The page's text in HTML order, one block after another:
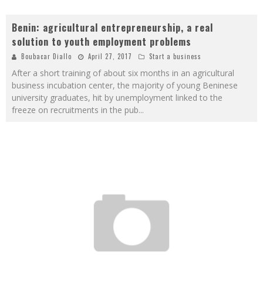
Benin: agricultural entrepreneurship, a real
solution to youth employment problems
Boubacar Diallo April 27, 2017 Start a business
After a short training of about six months in an agricultural
business incubation center, the majority of young Beninese
university graduates, hit by unemployment linked to the
freeze on recruitments in the pub...